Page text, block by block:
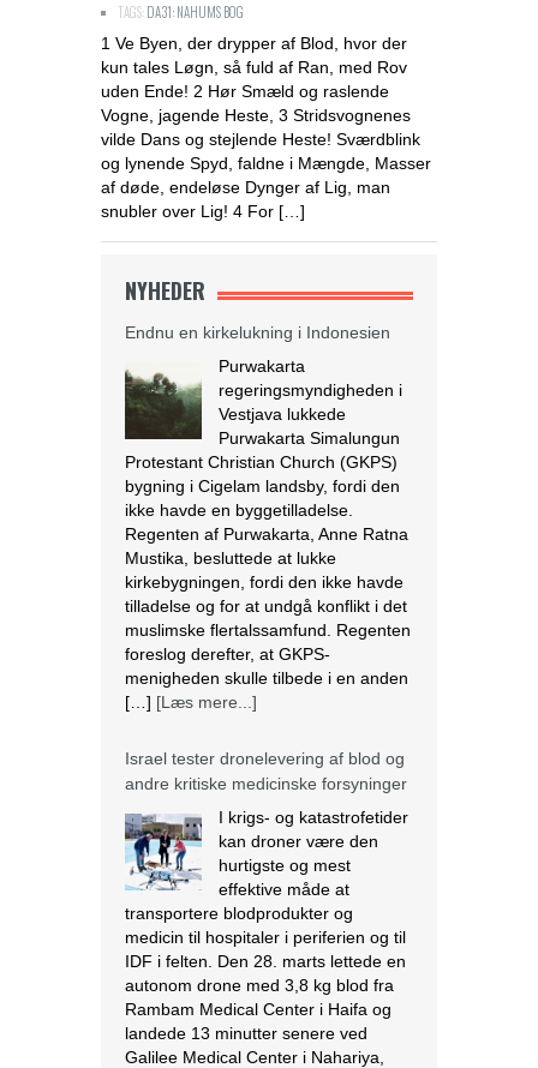
TAGS:DA31: NAHUMS BOG
1 Ve Byen, der drypper af Blod, hvor der
kun tales Løgn, så fuld af Ran, med Rov
uden Ende! 2 Hør Smæld og raslende
Vogne, jagende Heste, 3 Stridsvognenes
vilde Dans og stejlende Heste! Sværdblink
og lynende Spyd, faldne i Mængde, Masser
af døde, endeløse Dynger af Lig, man
snubler over Lig! 4 For […]
NYHEDER
Endnu en kirkelukning i Indonesien
Purwakarta
regeringsmyndigheden i
Vestjava lukkede
Purwakarta Simalungun
Protestant Christian Church (GKPS)
bygning i Cigelam landsby, fordi den
ikke havde en byggetilladelse.
Regenten af Purwakarta, Anne Ratna
Mustika, besluttede at lukke
kirkebygningen, fordi den ikke havde
tilladelse og for at undgå konflikt i det
muslimske flertalssamfund. Regenten
foreslog derefter, at GKPS-
menigheden skulle tilbede i en anden
[…] [Læs mere...]
Israel tester dronelevering af blod og
andre kritiske medicinske forsyninger
I krigs- og katastrofetider
kan droner være den
hurtigste og mest
effektive måde at
transportere blodprodukter og
medicin til hospitaler i periferien og til
IDF i felten. Den 28. marts lettede en
autonom drone med 3,8 kg blod fra
Rambam Medical Center i Haifa og
landede 13 minutter senere ved
Galilee Medical Center i Nahariya,